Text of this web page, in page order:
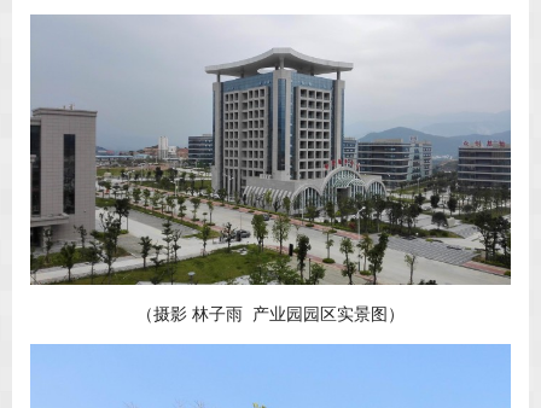
（摄影 林子雨 产业园园区实景图）